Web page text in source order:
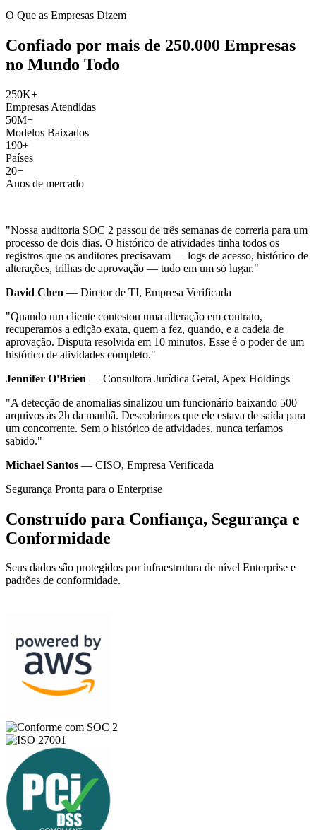
O Que as Empresas Dizem
Confiado por mais de 250.000 Empresas
no Mundo Todo
250K+
Empresas Atendidas
50M+
Modelos Baixados
190+
Países
20+
Anos de mercado
"Nossa auditoria SOC 2 passou de três semanas de correria para um
processo de dois dias. O histórico de atividades tinha todos os
registros que os auditores precisavam — logs de acesso, histórico de
alterações, trilhas de aprovação — tudo em um só lugar."
David Chen — Diretor de TI, Empresa Verificada
"Quando um cliente contestou uma alteração em contrato,
recuperamos a edição exata, quem a fez, quando, e a cadeia de
aprovação. Disputa resolvida em 10 minutos. Esse é o poder de um
histórico de atividades completo."
Jennifer O'Brien — Consultora Jurídica Geral, Apex Holdings
"A detecção de anomalias sinalizou um funcionário baixando 500
arquivos às 2h da manhã. Descobrimos que ele estava de saída para
um concorrente. Sem o histórico de atividades, nunca teríamos
sabido."
Michael Santos — CISO, Empresa Verificada
Segurança Pronta para o Enterprise
Construído para Confiança, Segurança e
Conformidade
Seus dados são protegidos por infraestrutura de nível Enterprise e
padrões de conformidade.